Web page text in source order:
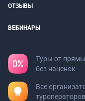
ОТЗЫВЫ
ВЕБИНАРЫ
Туры от
без наценок
Все
туроператоров